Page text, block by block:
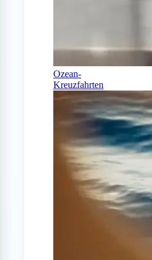
Ozean-
Kreuzfahrten